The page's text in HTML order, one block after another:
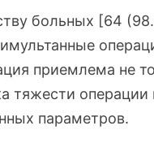
больных [64
приемлема не
тяжести операции
параметров.